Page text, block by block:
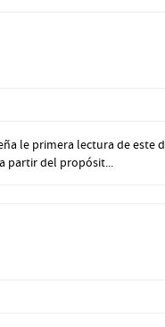
le primera lectura de este
partir del propósit...